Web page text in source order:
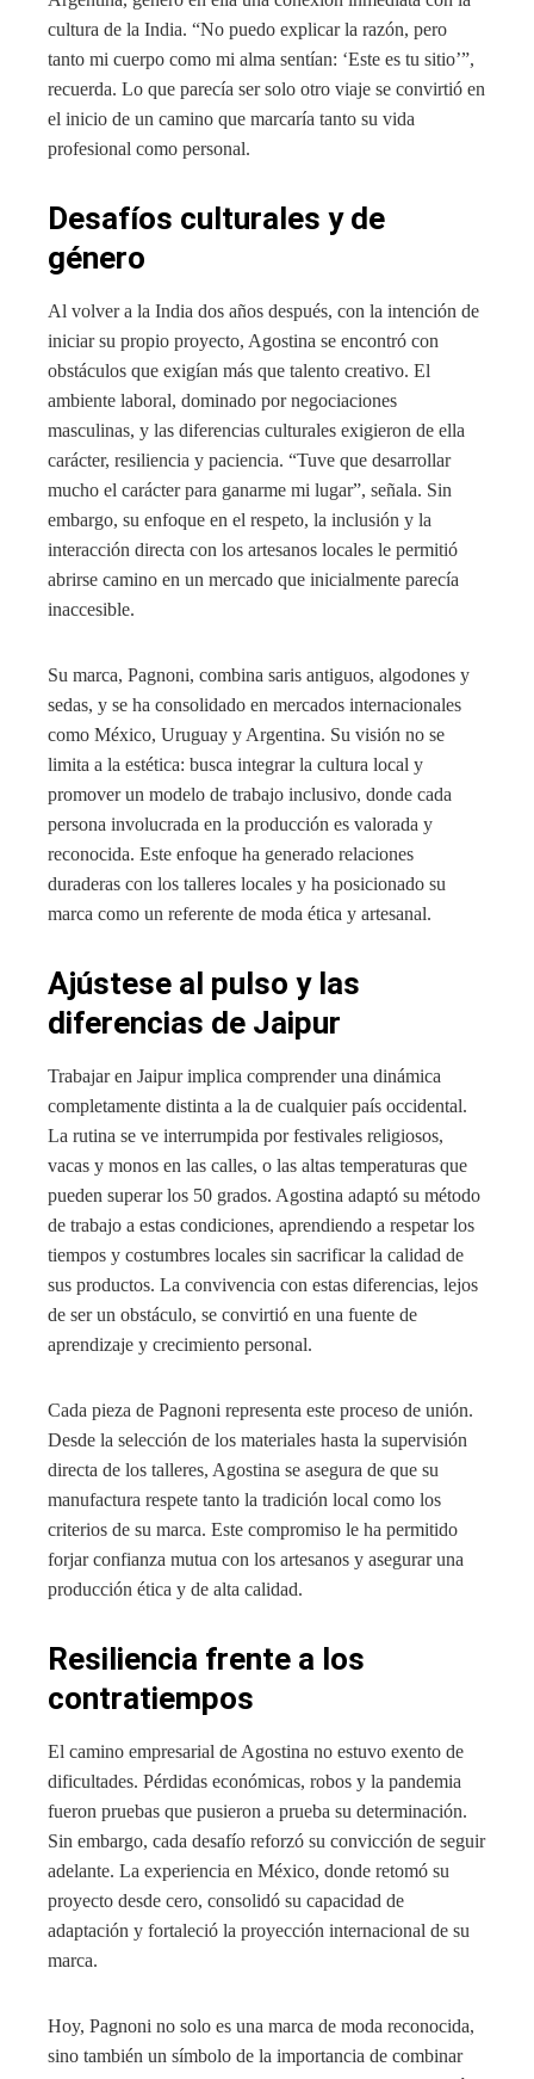
cultura de la India. “No puedo explicar la razón, pero
tanto mi cuerpo como mi alma sentían: ‘Este es tu sitio’”,
recuerda. Lo que parecía ser solo otro viaje se convirtió en
el inicio de un camino que marcaría tanto su vida
profesional como personal.
Desafíos culturales y de
género
Al volver a la India dos años después, con la intención de
iniciar su propio proyecto, Agostina se encontró con
obstáculos que exigían más que talento creativo. El
ambiente laboral, dominado por negociaciones
masculinas, y las diferencias culturales exigieron de ella
carácter, resiliencia y paciencia. “Tuve que desarrollar
mucho el carácter para ganarme mi lugar”, señala. Sin
embargo, su enfoque en el respeto, la inclusión y la
interacción directa con los artesanos locales le permitió
abrirse camino en un mercado que inicialmente parecía
inaccesible.
Su marca, Pagnoni, combina saris antiguos, algodones y
sedas, y se ha consolidado en mercados internacionales
como México, Uruguay y Argentina. Su visión no se
limita a la estética: busca integrar la cultura local y
promover un modelo de trabajo inclusivo, donde cada
persona involucrada en la producción es valorada y
reconocida. Este enfoque ha generado relaciones
duraderas con los talleres locales y ha posicionado su
marca como un referente de moda ética y artesanal.
Ajústese al pulso y las
diferencias de Jaipur
Trabajar en Jaipur implica comprender una dinámica
completamente distinta a la de cualquier país occidental.
La rutina se ve interrumpida por festivales religiosos,
vacas y monos en las calles, o las altas temperaturas que
pueden superar los 50 grados. Agostina adaptó su método
de trabajo a estas condiciones, aprendiendo a respetar los
tiempos y costumbres locales sin sacrificar la calidad de
sus productos. La convivencia con estas diferencias, lejos
de ser un obstáculo, se convirtió en una fuente de
aprendizaje y crecimiento personal.
Cada pieza de Pagnoni representa este proceso de unión.
Desde la selección de los materiales hasta la supervisión
directa de los talleres, Agostina se asegura de que su
manufactura respete tanto la tradición local como los
criterios de su marca. Este compromiso le ha permitido
forjar confianza mutua con los artesanos y asegurar una
producción ética y de alta calidad.
Resiliencia frente a los
contratiempos
El camino empresarial de Agostina no estuvo exento de
dificultades. Pérdidas económicas, robos y la pandemia
fueron pruebas que pusieron a prueba su determinación.
Sin embargo, cada desafío reforzó su convicción de seguir
adelante. La experiencia en México, donde retomó su
proyecto desde cero, consolidó su capacidad de
adaptación y fortaleció la proyección internacional de su
marca.
Hoy, Pagnoni no solo es una marca de moda reconocida,
sino también un símbolo de la importancia de combinar